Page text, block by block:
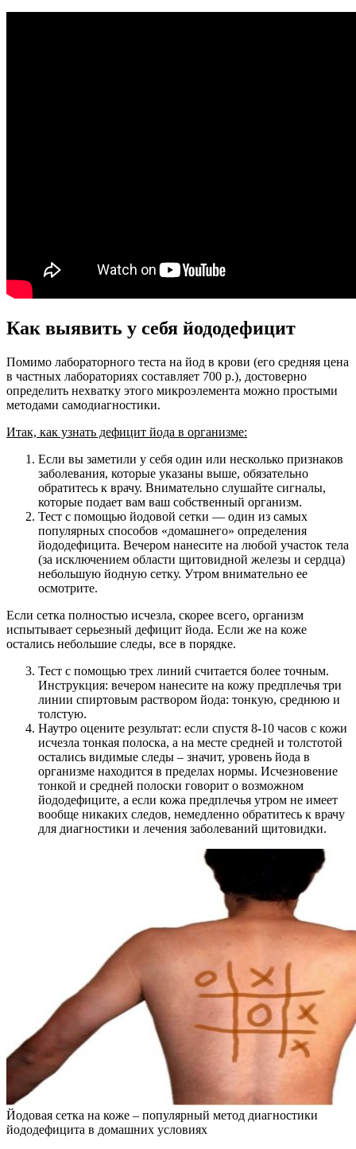
Как выявить у себя йододефицит
Помимо лабораторного теста на йод в крови (его средняя цена
в частных лабораториях составляет 700 р.), достоверно
определить нехватку этого микроэлемента можно простыми
методами самодиагностики.
Итак, как узнать дефицит йода в организме:
Если вы заметили у себя один или несколько признаков
заболевания, которые указаны выше, обязательно
обратитесь к врачу. Внимательно слушайте сигналы,
которые подает вам ваш собственный организм.
Тест с помощью йодовой сетки — один из самых
популярных способов «домашнего» определения
йододефицита. Вечером нанесите на любой участок тела
(за исключением области щитовидной железы и сердца)
небольшую йодную сетку. Утром внимательно ее
осмотрите.
Если сетка полностью исчезла, скорее всего, организм
испытывает серьезный дефицит йода. Если же на коже
остались небольшие следы, все в порядке.
Тест с помощью трех линий считается более точным.
Инструкция: вечером нанесите на кожу предплечья три
линии спиртовым раствором йода: тонкую, среднюю и
толстую.
Наутро оцените результат: если спустя 8-10 часов с кожи
исчезла тонкая полоска, а на месте средней и толстотой
остались видимые следы – значит, уровень йода в
организме находится в пределах нормы. Исчезновение
тонкой и средней полоски говорит о возможном
йододефиците, а если кожа предплечья утром не имеет
вообще никаких следов, немедленно обратитесь к врачу
для диагностики и лечения заболеваний щитовидки.
Йодовая сетка на коже – популярный метод диагностики
йододефицита в домашних условиях